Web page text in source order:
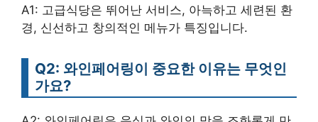
A1: 고급식당은 뛰어난 서비스, 아늑하고 세련된 환
경, 신선하고 창의적인 메뉴가 특징입니다.
Q2: 와인페어링이 중요한 이유는 무엇인
가요?